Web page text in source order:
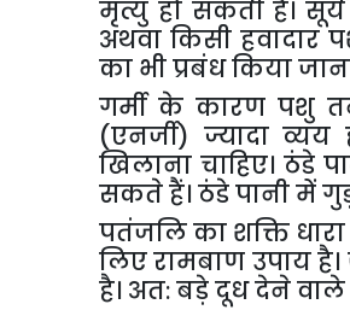
मृत्यु हो सकती है।
अथवा किसी
का भी प्रबंध किया
गर्मी के कारण पशु
(एनर्जी) ज्यादा व्यय
खिलाना चाहिए। ठंडे
सकते हैं। ठंडे पानी में
पतंजलि का शक्ति
लिए रामबाण उपाय
है। अत: बड़े दूध देने